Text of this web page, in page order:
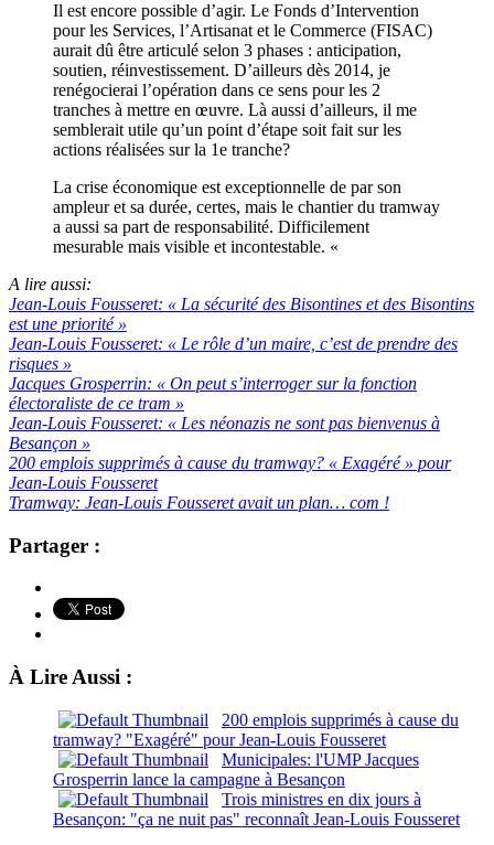
Il est encore possible d’agir. Le Fonds d’Intervention
pour les Services, l’Artisanat et le Commerce (FISAC)
aurait dû être articulé selon 3 phases : anticipation,
soutien, réinvestissement. D’ailleurs dès 2014, je
renégocierai l’opération dans ce sens pour les 2
tranches à mettre en œuvre. Là aussi d’ailleurs, il me
semblerait utile qu’un point d’étape soit fait sur les
actions réalisées sur la 1e tranche?
La crise économique est exceptionnelle de par son
ampleur et sa durée, certes, mais le chantier du tramway
a aussi sa part de responsabilité. Difficilement
mesurable mais visible et incontestable. «
A lire aussi:
Jean-Louis Fousseret: « La sécurité des Bisontines et des Bisontins
est une priorité »
Jean-Louis Fousseret: « Le rôle d’un maire, c’est de prendre des
risques »
Jacques Grosperrin: « On peut s’interroger sur la fonction
électoraliste de ce tram »
Jean-Louis Fousseret: « Les néonazis ne sont pas bienvenus à
Besançon »
200 emplois supprimés à cause du tramway? « Exagéré » pour
Jean-Louis Fousseret
Tramway: Jean-Louis Fousseret avait un plan… com !
Partager :
À Lire Aussi :
200 emplois supprimés à cause du
tramway? "Exagéré" pour Jean-Louis Fousseret
Municipales: l'UMP Jacques
Grosperrin lance la campagne à Besançon
Trois ministres en dix jours à
Besançon: "ça ne nuit pas" reconnaît Jean-Louis Fousseret